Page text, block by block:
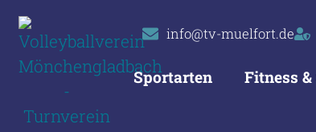
info@tv-muelfort.de
Sportarten Fitness